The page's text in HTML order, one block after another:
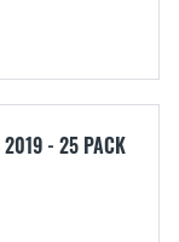
2019 - 25 PACK